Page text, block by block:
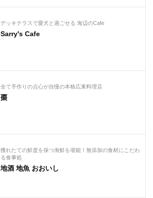
デッキテラスで愛犬と過ごせる 海辺のCafe
Sarry's Cafe
全て手作りの点心が自慢の本格広東料理店
棗
獲れたての鮮度を保つ海鮮を堪能！無添加の食材にこだわ
る食事処
地酒 地魚 おおいし